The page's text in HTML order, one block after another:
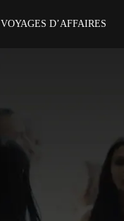
VOYAGES D’AFFAIRES